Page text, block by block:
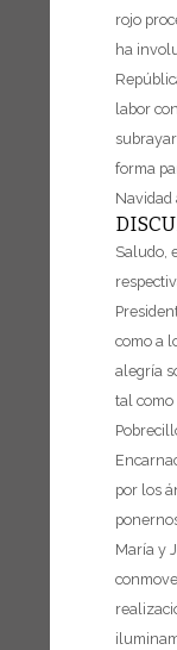
rojo
ha
labor
forma
Navidad
Saludo,
como a
alegría
tal como
por los
María y